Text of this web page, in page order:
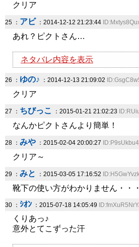
クリア
25 ： アビ ：2014-12-12 21:23:44
あれ？ピクトさん…
ネタバレ内容を表示
26 ： ゆの♪ ：2014-12-13 21:09:02
クリア
27 ： ちびっこ ：2015-01-21 21:02:23
なんかピクトさんより簡単！
28 ： みや ：2015-02-04 20:00:27
クリア～
29 ： みと ：2015-03-05 17:16:52
靴下の使い方がわかりません・・
30 ： ｼｵﾝ ：2015-07-18 14:05:49
くりあっ♪
意外とてこずった汗